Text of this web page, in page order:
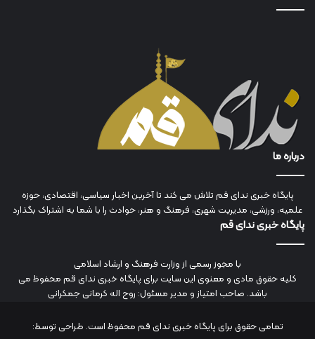
درباره ما
پایگاه خبری ندای قم تلاش می کند تا آخرین اخبار سیاسی، اقتصادی، حوزه
علمیه، ورزشی، مدیریت شهری، فرهنگ و هنر، حوادث را با شما به اشتراک بگذارد
پایگاه خبری ندای قم
با مجوز رسمی از وزارت فرهنگ و ارشاد اسلامی
کلیه حقوق مادی و معنوی این سایت برای پایگاه خبری ندای قم محفوظ می
باشد. صاحب امتیاز و مدیر مسئول: روح اله کرمانی جمکرانی
تمامی حقوق برای پایگاه خبری ندای قم محفوظ است. طراحی توسط: